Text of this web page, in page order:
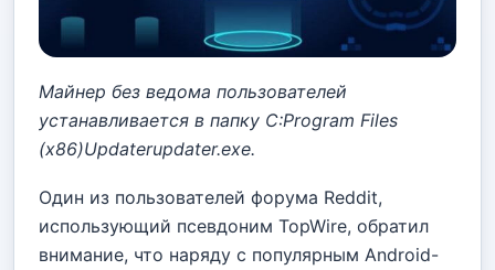
Майнер без ведома пользователей
устанавливается в папку C:Program Files
(x86)Updaterupdater.exe.
Один из пользователей форума Reddit,
использующий псевдоним TopWire, обратил
внимание, что наряду с популярным Android-